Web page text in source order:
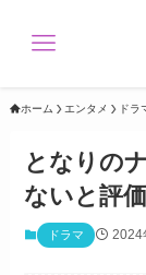
ホーム エンタメ ドラ
となりの
ないと評
ドラマ 2024